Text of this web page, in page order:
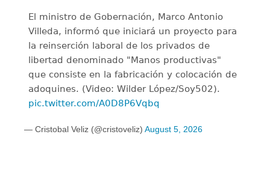
El ministro de Gobernación, Marco Antonio
Villeda, informó que iniciará un proyecto para
la reinserción laboral de los privados de
libertad denominado "Manos productivas"
que consiste en la fabricación y colocación de
adoquines. (Video: Wilder López/Soy502).
pic.twitter.com/A0D8P6Vqbq
— Cristobal Veliz (@cristoveliz) August 5, 2026